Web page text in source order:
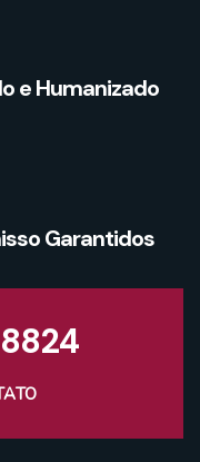
e Humanizado
Garantidos